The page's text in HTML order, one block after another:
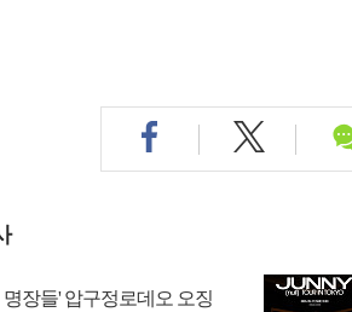
장들' 압구정로데오 오징